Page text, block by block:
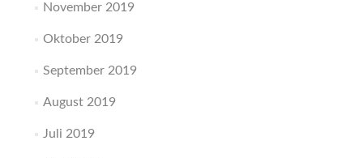
November 2019
Oktober 2019
September 2019
August 2019
Juli 2019